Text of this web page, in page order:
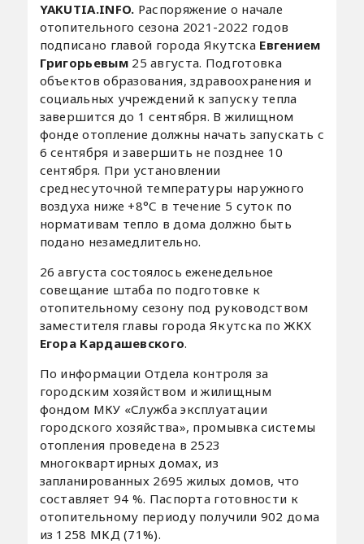
YAKUTIA.INFO. Распоряжение о начале
отопительного сезона 2021-2022 годов
подписано главой города Якутска Евгением
Григорьевым25 августа. Подготовка
объектов образования, здравоохранения и
социальных учреждений к запуску тепла
завершится до 1 сентября. В жилищном
фонде отопление должны начать запускать с
6 сентября и завершить не позднее 10
сентября. При установлении
среднесуточной температуры наружного
воздуха ниже +8°С в течение 5 суток по
нормативам тепло в дома должно быть
подано незамедлительно.
26 августа состоялось еженедельное
совещание штаба по подготовке к
отопительному сезону под руководством
заместителя главы города Якутска по ЖКХ
Егора Кардашевского.
По информации Отдела контроля за
городским хозяйством и жилищным
фондом МКУ «Служба эксплуатации
городского хозяйства», промывка системы
отопления проведена в 2523
многоквартирных домах, из
запланированных 2695 жилых домов, что
составляет 94 %. Паспорта готовности к
отопительному периоду получили 902 дома
из 1258 МКД (71%).